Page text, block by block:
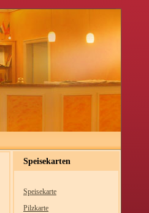
Speisekarten
Speisekarte
Pilzkarte